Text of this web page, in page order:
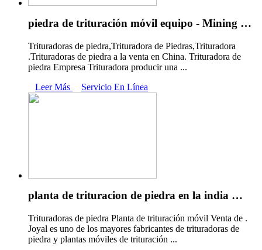
piedra de trituración móvil equipo - Mining …
Trituradoras de piedra,Trituradora de Piedras,Trituradora
.Trituradoras de piedra a la venta en China. Trituradora de
piedra Empresa Trituradora producir una ...
Leer Más
Servicio En Línea
planta de trituracion de piedra en la india …
Trituradoras de piedra Planta de trituración móvil Venta de .
Joyal es uno de los mayores fabricantes de trituradoras de
piedra y plantas móviles de trituración ...